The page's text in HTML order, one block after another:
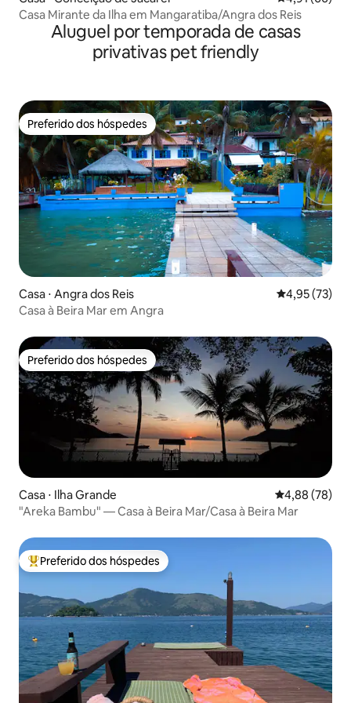
Casa Mirante da Ilha em Mangaratiba/Angra dos Reis
Aluguel por temporada de casas
privativas pet friendly
Preferido dos hóspedes
Preferido dos hóspedes
Casa ⋅ Angra dos Reis 4,95 de uma
4,95 (73)
Casa à Beira Mar em Angra
Preferido dos hóspedes
Preferido dos hóspedes
Casa ⋅ Ilha Grande 4,88 de uma
4,88 (78)
"Areka Bambu" — Casa à Beira Mar/Casa à Beira Mar
Entre os melhores preferidos dos hóspedes
Preferido dos hóspedes